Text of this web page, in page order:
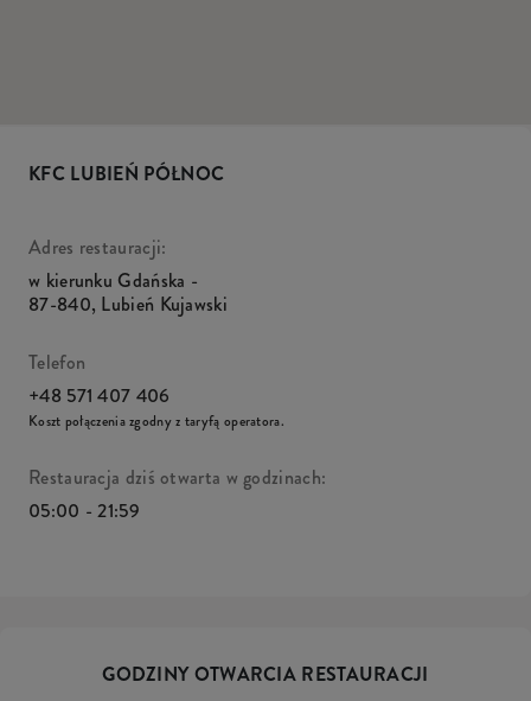
KFC LUBIEŃ PÓŁNOC
Adres restauracji:
w kierunku Gdańska -
87-840, Lubień Kujawski
Telefon
+48 571 407 406
Koszt połączenia zgodny z taryfą operatora.
Restauracja dziś otwarta w godzinach:
05:00 - 21:59
GODZINY OTWARCIA RESTAURACJI